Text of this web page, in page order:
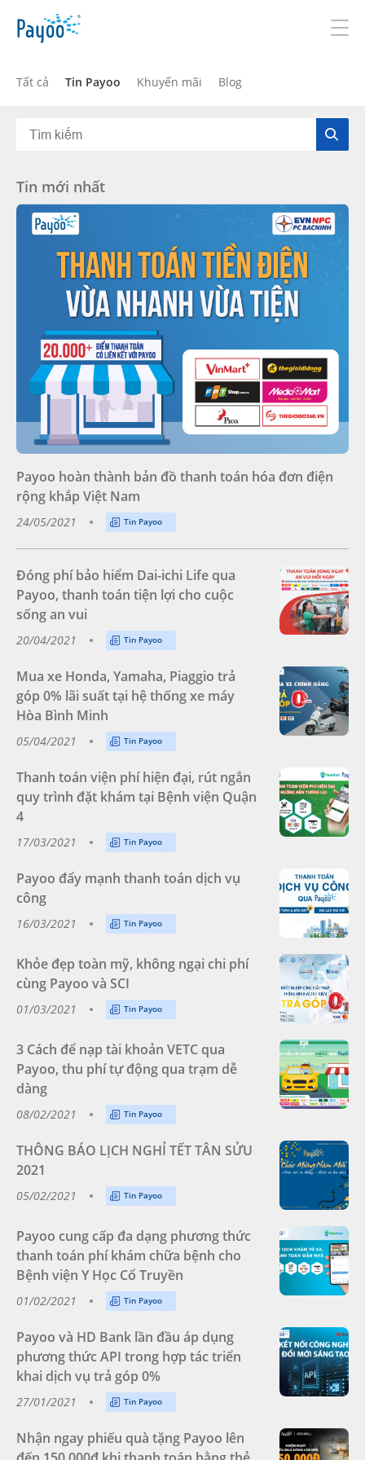
Đăng nhập Đăng ký
TIN TỨC
TUYỂN DỤNG
LIÊN HỆ
Tất cả Tin Payoo Khuyến mãi Blog
Tin mới nhất
Payoo hoàn thành bản đồ thanh toán hóa đơn điện
rộng khắp Việt Nam
24/05/2021 Tin Payoo
Đóng phí bảo hiểm Dai-ichi Life qua
Payoo, thanh toán tiện lợi cho cuộc
sống an vui
20/04/2021 Tin Payoo
Mua xe Honda, Yamaha, Piaggio trả
góp 0% lãi suất tại hệ thống xe máy
Hòa Bình Minh
05/04/2021 Tin Payoo
Thanh toán viện phí hiện đại, rút ngắn
quy trình đặt khám tại Bệnh viện Quận
4
17/03/2021 Tin Payoo
Payoo đẩy mạnh thanh toán dịch vụ
công
16/03/2021 Tin Payoo
Khỏe đẹp toàn mỹ, không ngại chi phí
cùng Payoo và SCI
01/03/2021 Tin Payoo
3 Cách để nạp tài khoản VETC qua
Payoo, thu phí tự động qua trạm dễ
dàng
08/02/2021 Tin Payoo
THÔNG BÁO LỊCH NGHỈ TẾT TÂN SỬU
2021
05/02/2021 Tin Payoo
Payoo cung cấp đa dạng phương thức
thanh toán phí khám chữa bệnh cho
Bệnh viện Y Học Cổ Truyền
01/02/2021 Tin Payoo
Payoo và HD Bank lần đầu áp dụng
phương thức API trong hợp tác triển
khai dịch vụ trả góp 0%
27/01/2021 Tin Payoo
Nhận ngay phiếu quà tặng Payoo lên